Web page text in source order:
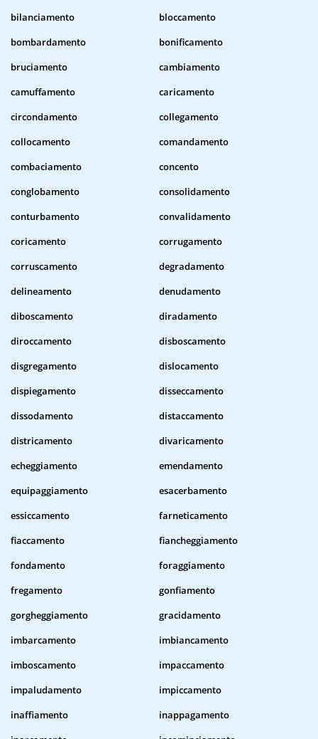
bilanciamento
bloccamento
bombardamento
bonificamento
bruciamento
cambiamento
camuffamento
caricamento
circondamento
collegamento
collocamento
comandamento
combaciamento
concento
conglobamento
consolidamento
conturbamento
convalidamento
coricamento
corrugamento
corruscamento
degradamento
delineamento
denudamento
diboscamento
diradamento
diroccamento
disboscamento
disgregamento
dislocamento
dispiegamento
disseccamento
dissodamento
distaccamento
districamento
divaricamento
echeggiamento
emendamento
equipaggiamento
esacerbamento
essiccamento
farneticamento
fiaccamento
fiancheggiamento
fondamento
foraggiamento
fregamento
gonfiamento
gorgheggiamento
gracidamento
imbarcamento
imbiancamento
imboscamento
impaccamento
impaludamento
impiccamento
inaffiamento
inappagamento